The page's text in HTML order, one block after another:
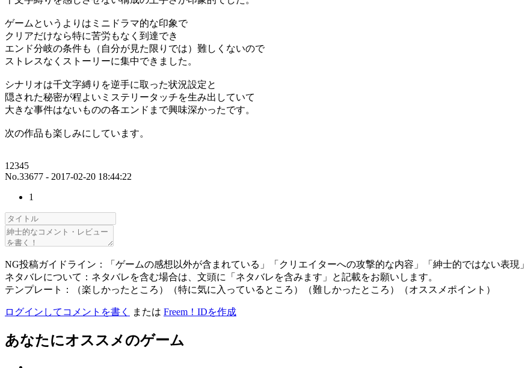
ゲームというよりはミニドラマ的な印象で
クリアだけなら特に苦労もなく到達でき
エンド分岐の条件も（自分が見た限りでは）難しくないので
ストレスなくストーリーに集中できました。
シナリオは千文字縛りを逆手に取った状況設定と
隠された秘密が程よいミステリータッチを生み出していて
大きな事件はないものの各エンドまで興味深かったです。
次の作品も楽しみにしています。
12345
No.33677 - 2017-02-20 18:44:22
1
NG投稿ガイドライン：「ゲームの感想以外が含まれている」「クリエイターへの攻撃的な内容」「紳士的ではない表現」
ネタバレについて：ネタバレを含む場合は、文頭に「ネタバレを含みます」と記載をお願いします。
テンプレート：（楽しかったところ）（特に気に入っているところ）（難しかったところ）（オススメポイント）
ログインしてコメントを書く または Freem！IDを作成
あなたにオススメのゲーム